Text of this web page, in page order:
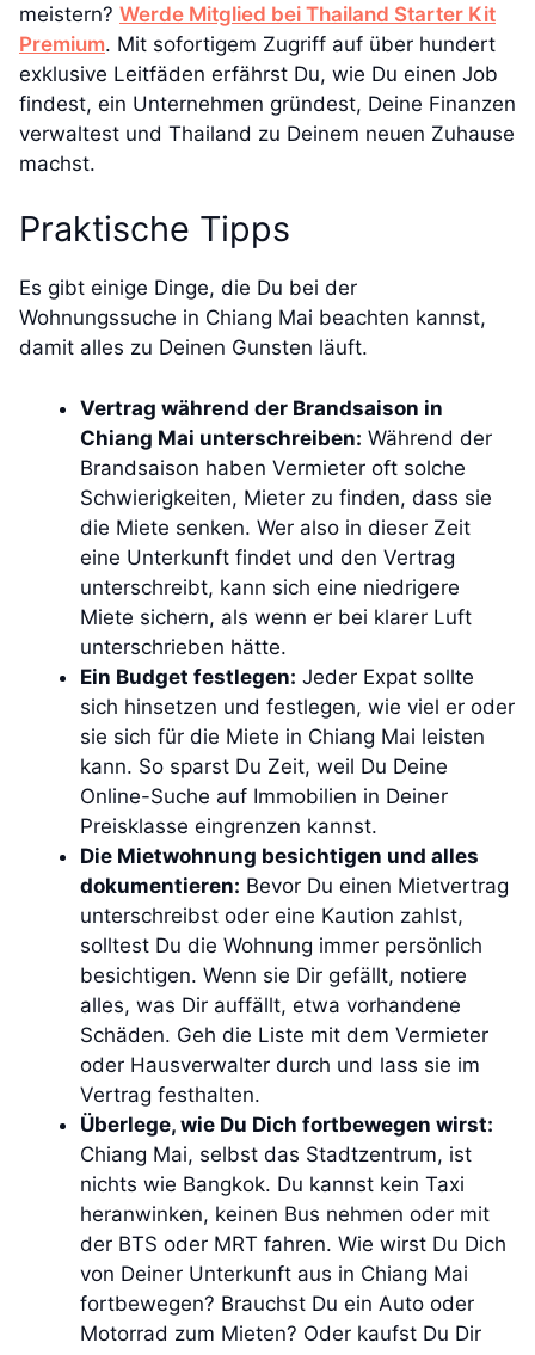
meistern? Werde Mitglied bei Thailand Starter Kit
Premium. Mit sofortigem Zugriff auf über hundert
exklusive Leitfäden erfährst Du, wie Du einen Job
findest, ein Unternehmen gründest, Deine Finanzen
verwaltest und Thailand zu Deinem neuen Zuhause
machst.
Praktische Tipps
Es gibt einige Dinge, die Du bei der
Wohnungssuche in Chiang Mai beachten kannst,
damit alles zu Deinen Gunsten läuft.
Vertrag während der Brandsaison in
Chiang Mai unterschreiben: Während der
Brandsaison haben Vermieter oft solche
Schwierigkeiten, Mieter zu finden, dass sie
die Miete senken. Wer also in dieser Zeit
eine Unterkunft findet und den Vertrag
unterschreibt, kann sich eine niedrigere
Miete sichern, als wenn er bei klarer Luft
unterschrieben hätte.
Ein Budget festlegen: Jeder Expat sollte
sich hinsetzen und festlegen, wie viel er oder
sie sich für die Miete in Chiang Mai leisten
kann. So sparst Du Zeit, weil Du Deine
Online-Suche auf Immobilien in Deiner
Preisklasse eingrenzen kannst.
Die Mietwohnung besichtigen und alles
dokumentieren: Bevor Du einen Mietvertrag
unterschreibst oder eine Kaution zahlst,
solltest Du die Wohnung immer persönlich
besichtigen. Wenn sie Dir gefällt, notiere
alles, was Dir auffällt, etwa vorhandene
Schäden. Geh die Liste mit dem Vermieter
oder Hausverwalter durch und lass sie im
Vertrag festhalten.
Überlege, wie Du Dich fortbewegen wirst:
Chiang Mai, selbst das Stadtzentrum, ist
nichts wie Bangkok. Du kannst kein Taxi
heranwinken, keinen Bus nehmen oder mit
der BTS oder MRT fahren. Wie wirst Du Dich
von Deiner Unterkunft aus in Chiang Mai
fortbewegen? Brauchst Du ein Auto oder
Motorrad zum Mieten? Oder kaufst Du Dir